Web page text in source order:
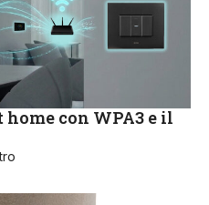
con WPA3 e il